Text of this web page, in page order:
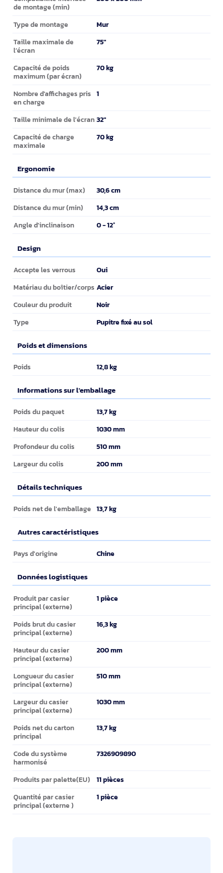
de montage (min)
Type de montage Mur
Taille maximale de
l’écran
75"
Capacité de poids
maximum (par écran)
70 kg
Nombre d'affichages pris
en charge
1
Taille minimale de l'écran 32"
Capacité de charge
maximale
70 kg
Ergonomie
Ergonomie
Distance du mur (max) 30,6 cm
Distance du mur (min) 14,3 cm
Angle d'inclinaison 0 - 12°
Design
Design
Accepte les verrous Oui
Matériau du boîtier/corps Acier
Couleur du produit Noir
Type Pupitre fixé au sol
Poids et dimensions
Poids et dimensions
Poids 12,8 kg
Informations sur l'emballage
Informations sur l'emballage
Poids du paquet 13,7 kg
Hauteur du colis 1030 mm
Profondeur du colis 510 mm
Largeur du colis 200 mm
Détails techniques
Détails techniques
Poids net de l'emballage 13,7 kg
Autres caractéristiques
Autres caractéristiques
Pays d'origine Chine
Données logistiques
Données logistiques
Produit par casier
principal (externe)
1 pièce
Poids brut du casier
principal (externe)
16,3 kg
Hauteur du casier
principal (externe)
200 mm
Longueur du casier
principal (externe)
510 mm
Largeur du casier
principal (externe)
1030 mm
Poids net du carton
principal
13,7 kg
Code du système
harmonisé
7326909890
Produits par palette(EU) 11 pièces
Quantité par casier
principal (externe )
1 pièce